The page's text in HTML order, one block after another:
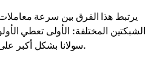
يرتبط هذا الفرق بين سرعة معاملات
الشبكتين المختلفة: الأولى تعطي
سولانا بشكل أكبر على توفير عرض ترددي عالٍ.